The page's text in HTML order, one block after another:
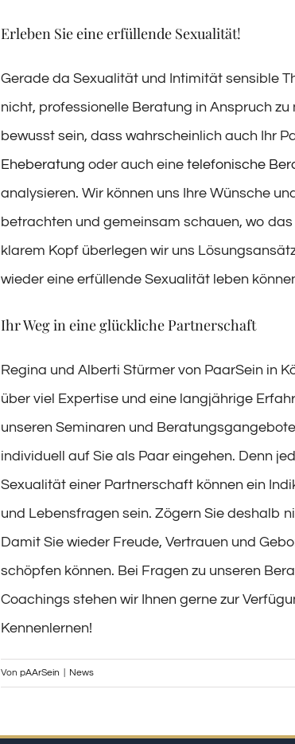
Erleben Sie eine erfüllende Sexualität!
Gerade da Sexualität und Intimität sensible
nicht, professionelle Beratung in Anspruch zu
bewusst sein, dass wahrscheinlich auch Ihr
Eheberatung oder auch eine telefonische
analysieren. Wir können uns Ihre Wünsche
betrachten und gemeinsam schauen, wo
klarem Kopf überlegen wir uns
wieder eine erfüllende Sexualität leben
Ihr Weg in eine glückliche Partnerschaft
Regina und Alberti Stürmer von PaarSein in
über viel Expertise und eine langjährige
unseren Seminaren und
individuell auf Sie als Paar eingehen. Denn
Sexualität einer Partnerschaft können ein
und Lebensfragen sein. Zögern Sie deshalb
Damit Sie wieder Freude, Vertrauen und
schöpfen können. Bei Fragen zu unseren
Coachings stehen wir Ihnen gerne zur
Kennenlernen!
Von pAArSein News